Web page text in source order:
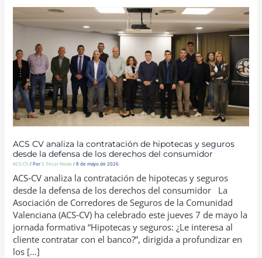
ACS CV analiza la contratación de hipotecas y seguros
desde la defensa de los derechos del consumidor
ACS-CV/ PorS. Fecor News/8 de mayo de 2026
ACS‑CV analiza la contratación de hipotecas y seguros
desde la defensa de los derechos del consumidor La
Asociación de Corredores de Seguros de la Comunidad
Valenciana (ACS‑CV) ha celebrado este jueves 7 de mayo la
jornada formativa “Hipotecas y seguros: ¿Le interesa al
cliente contratar con el banco?”, dirigida a profundizar en
los […]
ACS
ANALIZA
LA
CONTRATACIÓN
DE
HIPOTECAS
Y
SEGUROS
DESDE
LA
DEFENSA
DE
LOS
DERECHOS
DEL
CONSUMIDOR